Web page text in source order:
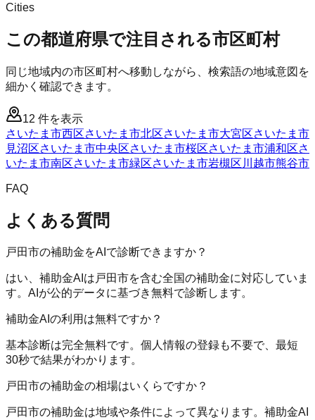
Cities
この都道府県で注目される市区町村
同じ地域内の市区町村へ移動しながら、検索語の地域意図を
細かく確認できます。
12 件を表示
さいたま市西区さいたま市北区さいたま市大宮区さいたま市
見沼区さいたま市中央区さいたま市桜区さいたま市浦和区さ
いたま市南区さいたま市緑区さいたま市岩槻区 川越市熊谷市
FAQ
よくある質問
戸田市の補助金をAIで診断できますか？
はい、補助金AIは戸田市を含む全国の補助金に対応していま
す。AIが公的データに基づき無料で診断します。
補助金AIの利用は無料ですか？
基本診断は完全無料です。個人情報の登録も不要で、最短
30秒で結果がわかります。
戸田市の補助金の相場はいくらですか？
戸田市の補助金は地域や条件によって異なります。補助金AI